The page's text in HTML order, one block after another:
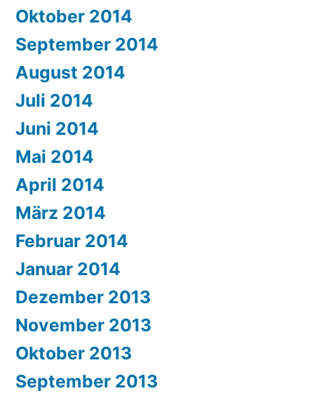
Oktober 2014
September 2014
August 2014
Juli 2014
Juni 2014
Mai 2014
April 2014
März 2014
Februar 2014
Januar 2014
Dezember 2013
November 2013
Oktober 2013
September 2013